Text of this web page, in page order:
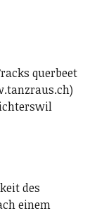
querbeet
des
einem